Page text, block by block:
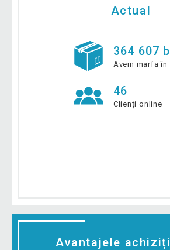
Actual
364 607
Avem marfa
46
Clienți online
Avantajele